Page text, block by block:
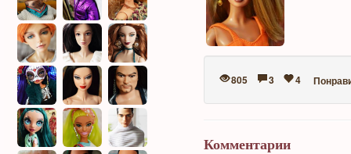
805 3 4
Комментарии